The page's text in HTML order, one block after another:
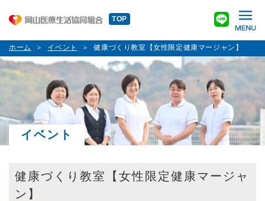
TOP
ホーム イベント 健康づくり教室【女性限定健康マージャン】
イベント
健康づくり教室【女性限定健康マージャ
ン】